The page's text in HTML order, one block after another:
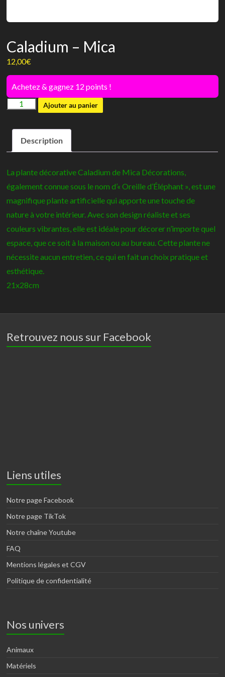
Caladium – Mica
12,00€
Achetez & gagnez 12 points !
quantité
Caladium
Mica
Ajouter au panier
Description
La plante décorative Caladium de Mica Décorations,
également connue sous le nom d’« Oreille d’Éléphant », est une
magnifique plante artificielle qui apporte une touche de
nature à votre intérieur. Avec son design réaliste et ses
couleurs vibrantes, elle est idéale pour décorer n’importe quel
espace, que ce soit à la maison ou au bureau. Cette plante ne
nécessite aucun entretien, ce qui en fait un choix pratique et
esthétique.
21x28cm
Retrouvez nous sur Facebook
Liens utiles
Notre page Facebook
Notre page TikTok
Notre chaîne Youtube
FAQ
Mentions légales et CGV
Politique de confidentialité
Nos univers
Animaux
Matériels